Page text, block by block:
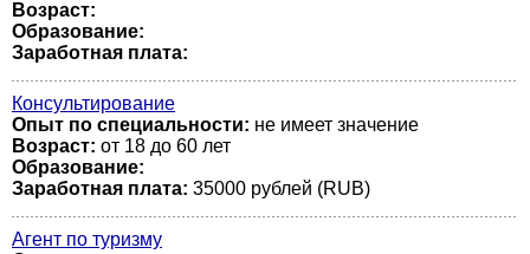
Возраст:
Образование:
Заработная плата:
Консультирование
Опыт по специальности: не имеет значение
Возраст: от 18 до 60 лет
Образование:
Заработная плата: 35000 рублей (RUB)
Агент по туризму